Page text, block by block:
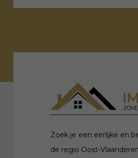
Zoek je een eerlijke en
de regio Oost-